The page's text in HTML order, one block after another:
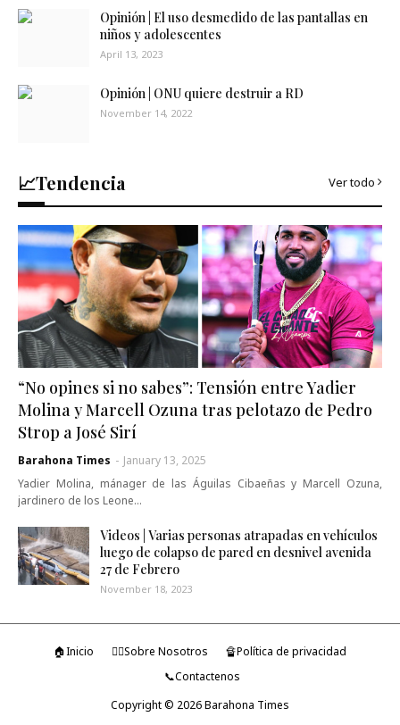
Opinión | El uso desmedido de las pantallas en
niños y adolescentes
April 13, 2023
Opinión | ONU quiere destruir a RD
November 14, 2022
📈Tendencia Ver todo
“No opines si no sabes”: Tensión entre Yadier
Molina y Marcell Ozuna tras pelotazo de Pedro
Strop a José Sirí
Barahona Times - January 13, 2025
Yadier Molina, mánager de las Águilas Cibaeñas y Marcell Ozuna,
jardinero de los Leone…
Videos | Varias personas atrapadas en vehículos
luego de colapso de pared en desnivel avenida
27 de Febrero
November 18, 2023
🏠Inicio 🤷‍♂️Sobre Nosotros
🔏Política de privacidad
📞Contactenos
Copyright © 2026Barahona Times